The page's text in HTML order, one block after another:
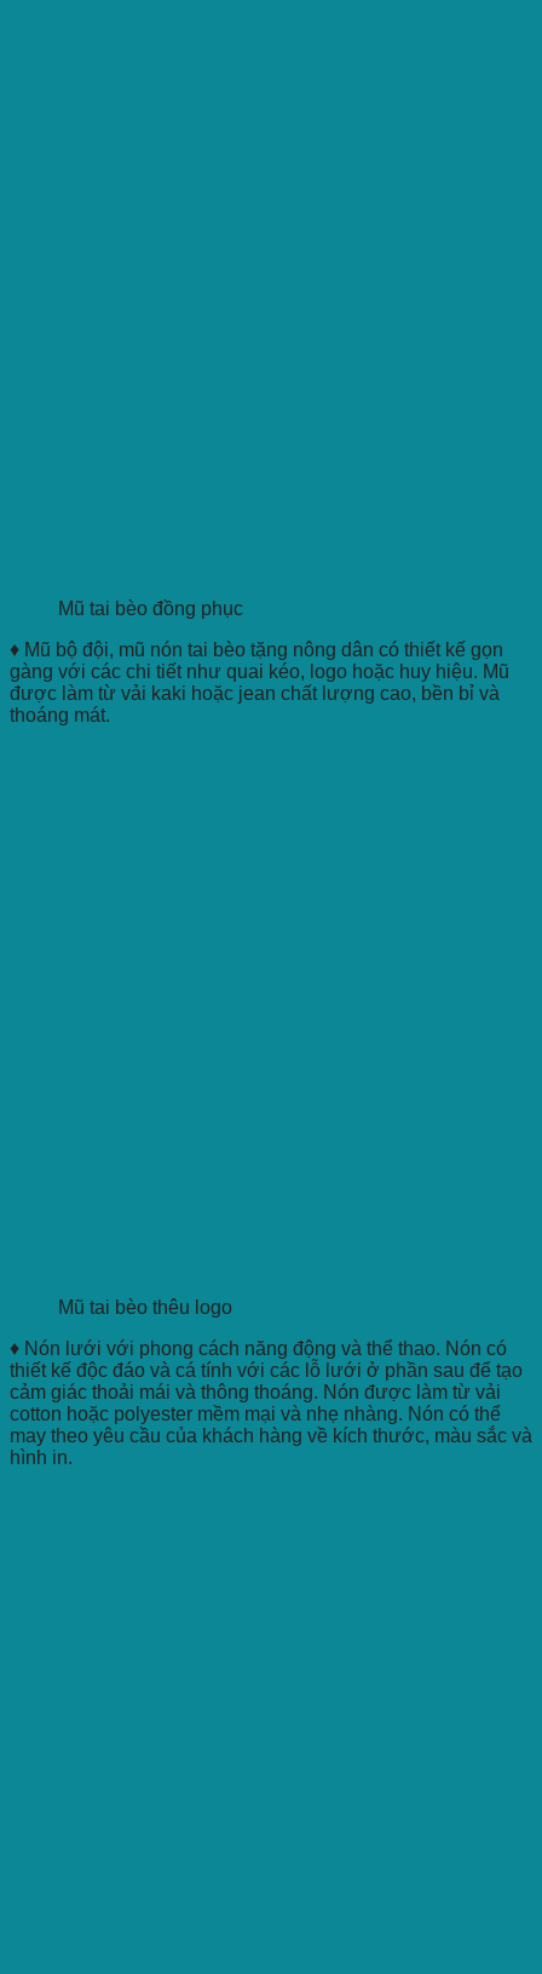
Mũ tai bèo đồng phục
♦ Mũ bộ đội, mũ nón tai bèo tặng nông dân có thiết kế gọn
gàng với các chi tiết như quai kéo, logo hoặc huy hiệu. Mũ
được làm từ vải kaki hoặc jean chất lượng cao, bền bỉ và
thoáng mát.
Mũ tai bèo thêu logo
♦ Nón lưới với phong cách năng động và thể thao. Nón có
thiết kế độc đáo và cá tính với các lỗ lưới ở phần sau để tạo
cảm giác thoải mái và thông thoáng. Nón được làm từ vải
cotton hoặc polyester mềm mại và nhẹ nhàng. Nón có thể
may theo yêu cầu của khách hàng về kích thước, màu sắc và
hình in.